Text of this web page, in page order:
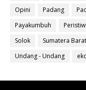
Opini
Padang
Payakumbuh
Solok
Sumatera Barat
Undang - Undang